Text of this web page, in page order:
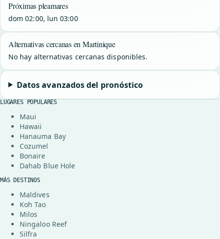
Próximas pleamares
dom 02:00, lun 03:00
Alternativas cercanas en Martinique
No hay alternativas cercanas disponibles.
Datos avanzados del pronóstico
LUGARES POPULARES
Maui
Hawaii
Hanauma Bay
Cozumel
Bonaire
Dahab Blue Hole
MÁS DESTINOS
Maldives
Koh Tao
Milos
Ningaloo Reef
Silfra